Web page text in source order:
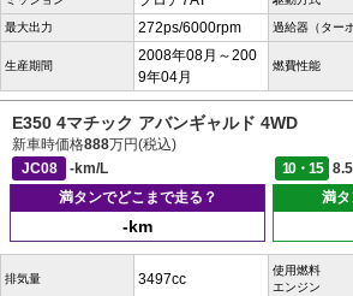
最大出力 272ps/6000rpm 過給器（ターボ
生産期間
2008年08月～200
9年04月
燃費性能
E350 4マチック アバンギャルド 4WD
新車時価格888万円(税込)
JC08
-km/L 10・15
満タンでどこまで走る？
-km
満
排気量 3497cc
使用燃料
エンジン